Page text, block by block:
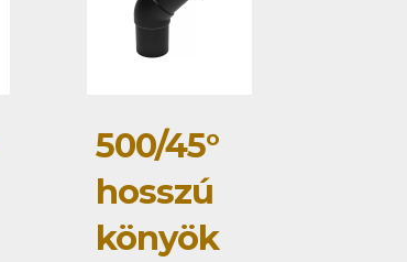
500/45°
hosszú
könyök